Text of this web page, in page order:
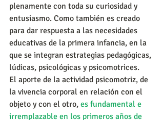
plenamente con toda su curiosidad y
entusiasmo. Como también es creado
para dar respuesta a las necesidades
educativas de la primera infancia, en la
que se integran estrategias pedagógicas,
lúdicas, psicológicas y psicomotrices.
El aporte de la actividad psicomotriz, de
la vivencia corporal en relación con el
objeto y con el otro, es fundamental e
irremplazable en los primeros años de